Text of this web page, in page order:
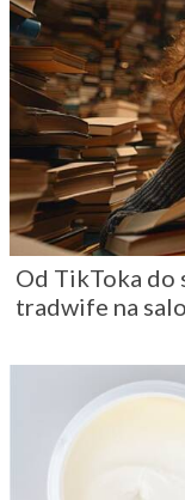
Od TikToka do
tradwife na